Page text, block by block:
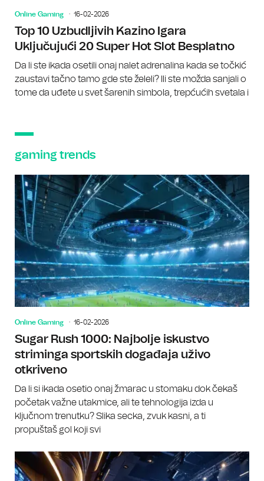
Online Gaming 16-02-2026
Top 10 Uzbudljivih Kazino Igara
Uključujući 20 Super Hot Slot Besplatno
Da li ste ikada osetili onaj nalet adrenalina kada se točkić
zaustavi tačno tamo gde ste želeli? Ili ste možda sanjali o
tome da uđete u svet šarenih simbola, trepćućih svetala i
gaming trends
Online Gaming 16-02-2026
Sugar Rush 1000: Najbolje iskustvo
striminga sportskih događaja uživo
otkriveno
Da li si ikada osetio onaj žmarac u stomaku dok čekaš
početak važne utakmice, ali te tehnologija izda u
ključnom trenutku? Slika secka, zvuk kasni, a ti
propuštaš gol koji svi